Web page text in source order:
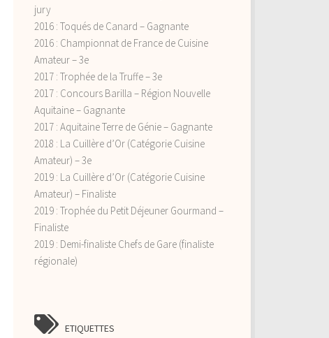
jury
2016 : Toqués de Canard – Gagnante
2016 : Championnat de France de Cuisine
Amateur – 3e
2017 : Trophée de la Truffe – 3e
2017 : Concours Barilla – Région Nouvelle
Aquitaine – Gagnante
2017 : Aquitaine Terre de Génie – Gagnante
2018 : La Cuillère d’Or (Catégorie Cuisine
Amateur) – 3e
2019 : La Cuillère d’Or (Catégorie Cuisine
Amateur) – Finaliste
2019 : Trophée du Petit Déjeuner Gourmand –
Finaliste
2019 : Demi-finaliste Chefs de Gare (finaliste
régionale)
ETIQUETTES